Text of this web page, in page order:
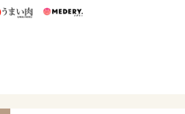
いパン うまい肉